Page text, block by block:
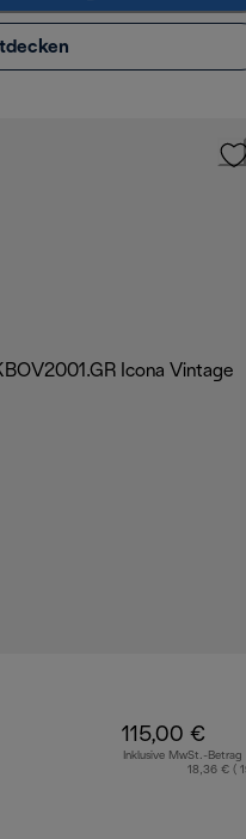
115,00 €
Inklusive MwSt.-Betrag
18,36 € (